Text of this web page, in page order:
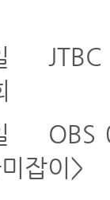
JTBC
OBS
잡이>